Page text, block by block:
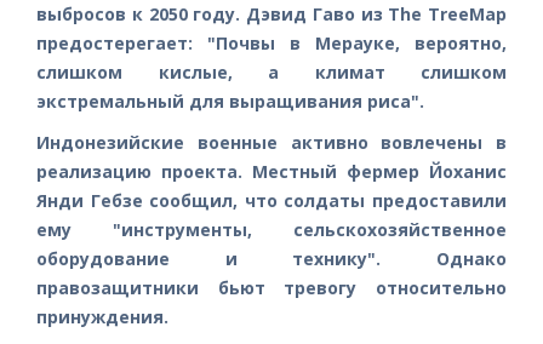
выбросов к 2050 году. Дэвид Гаво из The TreeMap
предостерегает: "Почвы в Мерауке, вероятно,
слишком кислые, а климат слишком
экстремальный для выращивания риса".
Индонезийские военные активно вовлечены в
реализацию проекта. Местный фермер Йоханис
Янди Гебзе сообщил, что солдаты предоставили
ему "инструменты, сельскохозяйственное
оборудование и технику". Однако
правозащитники бьют тревогу относительно
принуждения.